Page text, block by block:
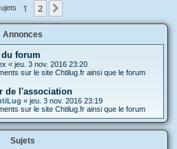
1 2
Annonces
forum
« jeu. 3 nov. 2016 23:20
sur le site Chtilug.fr ainsi que le forum
de l'association
« jeu. 3 nov. 2016 23:19
sur le site Chtilug.fr ainsi que le forum
Sujets